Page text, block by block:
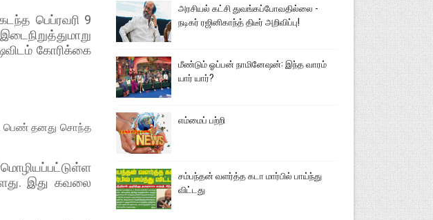
பெப்ரவரி 9
கோரிக்கை
பெண் தனது சொந்த
இது கவலை
அரசியல் கட்சி துவங்கப்போவதில்லை -
நடிகர் ரஜினிகாந்த் திடீர் அறிவிப்பு!
மீண்டும் ஓப்பன் நாமினேஷன்: இந்த வாரம்
யார் யார்?
எம்மைப் பற்றி
சம்பந்தன் வளர்த்த கடா மார்பில் பாய்ந்து
விட்டது